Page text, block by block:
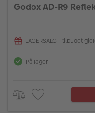
Godox AD-R9
LAGERSALG - tilbudet
På lager